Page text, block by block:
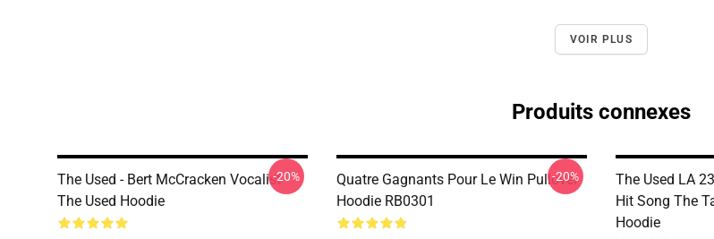
VOIR PLUS
Produits connexes
The Used - Bert McCracken Vocalist
The Used Hoodie
-20%
Quatre Gagnants Pour Le Win Pullover
Hoodie RB0301
-20%
The Used LA
Hit Song The
Hoodie